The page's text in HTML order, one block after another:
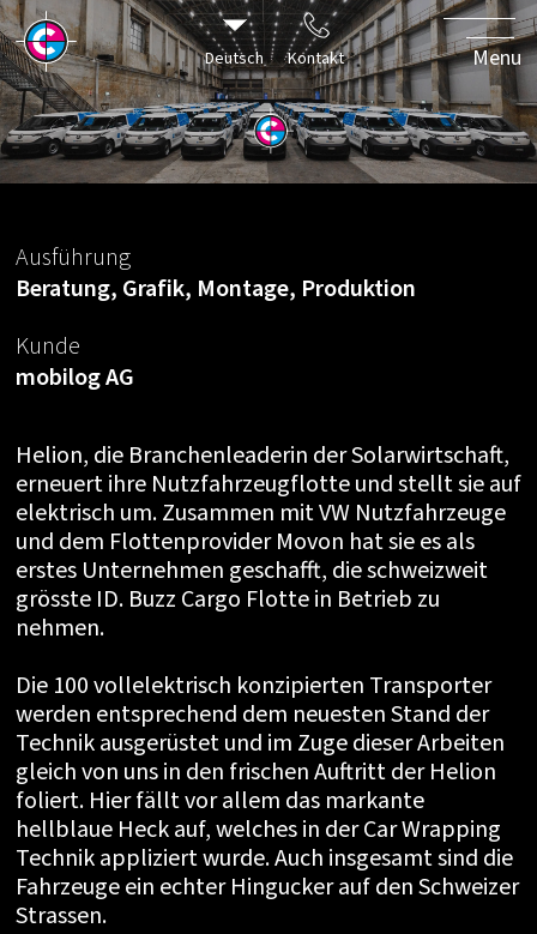
Deutsch Kontakt Menu
Ein
«Helion»
Ausführung
Beratung, Grafik, Montage, Produktion
Kunde
mobilog AG
Helion, die Branchenleaderin der Solarwirtschaft,
erneuert ihre Nutzfahrzeugflotte und stellt sie auf
elektrisch um. Zusammen mit VW Nutzfahrzeuge
und dem Flottenprovider Movon hat sie es als
erstes Unternehmen geschafft, die schweizweit
grösste ID. Buzz Cargo Flotte in Betrieb zu
nehmen.
Die 100 vollelektrisch konzipierten Transporter
werden entsprechend dem neuesten Stand der
Technik ausgerüstet und im Zuge dieser Arbeiten
gleich von uns in den frischen Auftritt der Helion
foliert. Hier fällt vor allem das markante
hellblaue Heck auf, welches in der Car Wrapping
Technik appliziert wurde. Auch insgesamt sind die
Fahrzeuge ein echter Hingucker auf den Schweizer
Strassen.